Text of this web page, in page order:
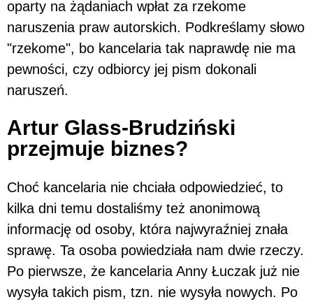
oparty na żądaniach wpłat za rzekome
naruszenia praw autorskich. Podkreślamy słowo
"rzekome", bo kancelaria tak naprawdę nie ma
pewności, czy odbiorcy jej pism dokonali
naruszeń.
Artur Glass-Brudziński
przejmuje biznes?
Choć kancelaria nie chciała odpowiedzieć, to
kilka dni temu dostaliśmy też anonimową
informację od osoby, która najwyraźniej znała
sprawę. Ta osoba powiedziała nam dwie rzeczy.
Po pierwsze, że kancelaria Anny Łuczak już nie
wysyła takich pism, tzn. nie wysyła nowych. Po